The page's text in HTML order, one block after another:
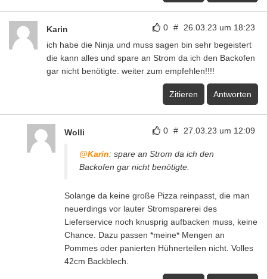
0 # 26.03.23 um 18:23
Karin
ich habe die Ninja und muss sagen bin sehr begeistert
die kann alles und spare an Strom da ich den Backofen
gar nicht benötigte. weiter zum empfehlen!!!!
Zitieren Antworten
0 # 27.03.23 um 12:09
Wolli
@Karin: spare an Strom da ich den
Backofen gar nicht benötigte.
Solange da keine große Pizza reinpasst, die man
neuerdings vor lauter Stromsparerei des
Lieferservice noch knusprig aufbacken muss, keine
Chance. Dazu passen *meine* Mengen an
Pommes oder panierten Hühnerteilen nicht. Volles
42cm Backblech.